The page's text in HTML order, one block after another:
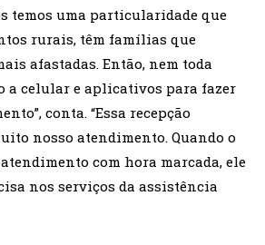
temos uma particularidade que
rurais, têm famílias que
afastadas. Então, nem toda
a celular e aplicativos para fazer
conta. “Essa recepção
nosso atendimento. Quando o
com hora marcada, ele
nos serviços da assistência